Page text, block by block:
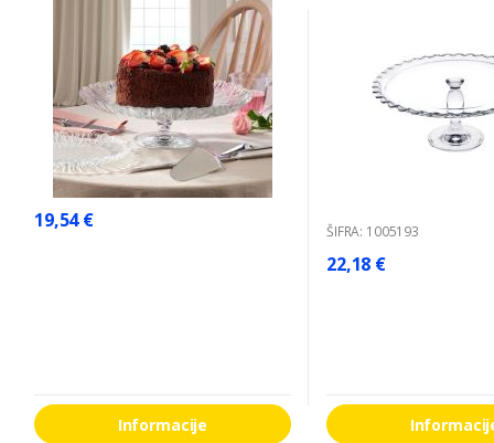
19,54 €
Informacije
ŠIFRA: 1005193
22,18 €